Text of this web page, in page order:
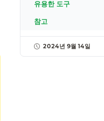
유용한 도구
참고
2024년 9월 14일